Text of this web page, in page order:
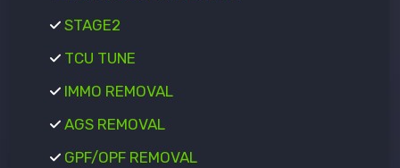
STAGE2
TCU TUNE
IMMO REMOVAL
AGS REMOVAL
GPF/OPF REMOVAL